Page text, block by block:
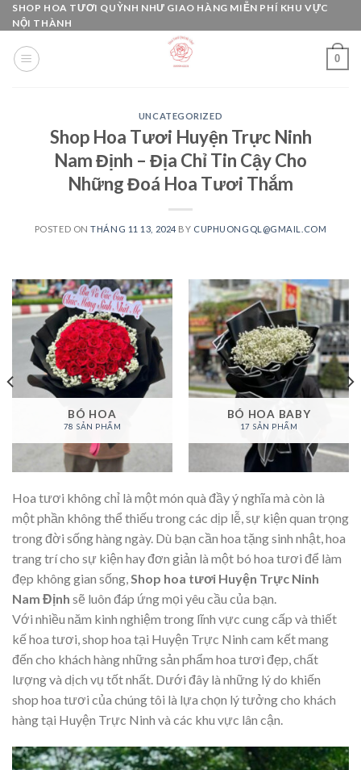
Skip
to
content
SHOP HOA TƯƠI QUỲNH NHƯ GIAO HÀNG MIỄN PHÍ KHU VỰC
NỘI THÀNH
0
UNCATEGORIZED
Shop Hoa Tươi Huyện Trực Ninh
Nam Định – Địa Chỉ Tin Cậy Cho
Những Đoá Hoa Tươi Thắm
POSTED ONTHÁNG 11 13, 2024 BY CUPHUONGQL@GMAIL.COM
BÓ HOA
78 SẢN PHẨM
BÓ HOA BABY
17 SẢN PHẨM
Hoa tươi không chỉ là một món quà đầy ý nghĩa mà còn là
một phần không thể thiếu trong các dịp lễ, sự kiện quan trọng
trong đời sống hàng ngày. Dù bạn cần hoa tặng sinh nhật, hoa
trang trí cho sự kiện hay đơn giản là một bó hoa tươi để làm
đẹp không gian sống,Shop hoa tươi Huyện Trực Ninh
Nam Định sẽ luôn đáp ứng mọi yêu cầu của bạn.
Với nhiều năm kinh nghiệm trong lĩnh vực cung cấp và thiết
kế hoa tươi, shop hoa tại Huyện Trực Ninh cam kết mang
đến cho khách hàng những sản phẩm hoa tươi đẹp, chất
lượng và dịch vụ tốt nhất. Dưới đây là những lý do khiến
shop hoa tươi của chúng tôi là lựa chọn lý tưởng cho khách
hàng tại Huyện Trực Ninh và các khu vực lân cận.